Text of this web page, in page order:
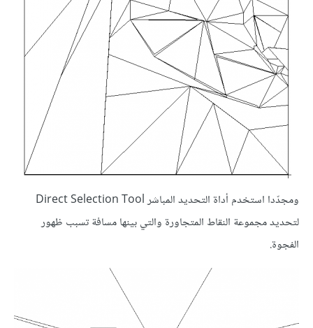
ومجدّدا استخدم أداة التحديد المباشر Direct Selection Tool
لتحديد مجموعة النقاط المتجاورة والتي بينها مسافة تسبب ظهور
الفجوة.